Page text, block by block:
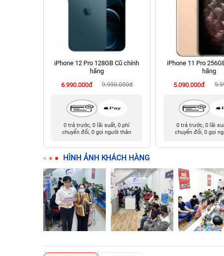
iPhone 12 Pro 128GB Cũ chính
hãng
6.990.000đ
9.990.000đ
0 trả trước, 0 lãi suất, 0 phí
chuyển đổi, 0 gọi người thân
iPhone 11 Pro
hãng
5.090.000đ
0 trả trước, 0 lãi
chuyển đổi, 0 gọi
HÌNH ẢNH KHÁCH HÀNG